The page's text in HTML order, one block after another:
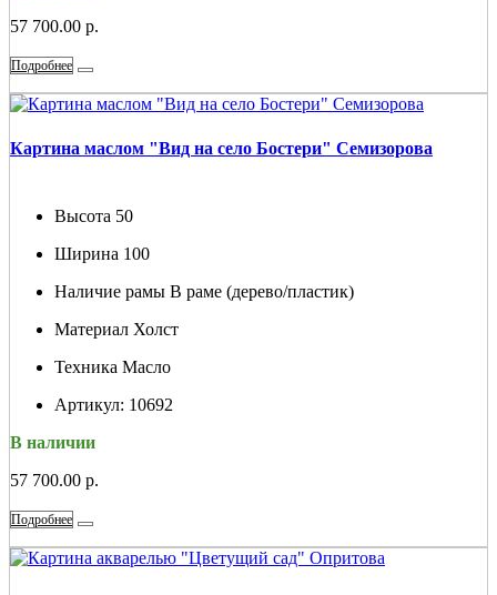
57 700.00 р.
Подробнее
Картина маслом "Вид на село Бостери" Семизорова
Высота 50
Ширина 100
Наличие рамы В раме (дерево/пластик)
Материал Холст
Техника Масло
Артикул: 10692
В наличии
57 700.00 р.
Подробнее